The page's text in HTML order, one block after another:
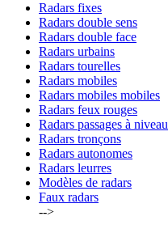
Radars fixes
Radars double sens
Radars double face
Radars urbains
Radars tourelles
Radars mobiles
Radars mobiles mobiles
Radars feux rouges
Radars passages à niveau
Radars tronçons
Radars autonomes
Radars leurres
Modèles de radars
Faux radars
-->